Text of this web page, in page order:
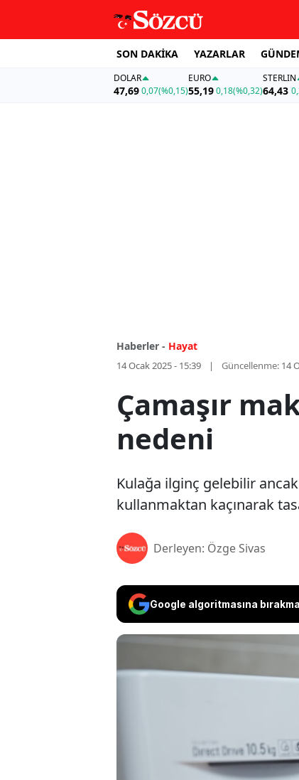
SON DAKİKA YAZARLAR
DOLAR
47,690,07(%0,15)
EURO
55,19 0,18(%0,32)
STERLIN
64,43
Haberler - Hayat
14 Ocak 2025 - 15:39 Güncellenme: 14
Çamaşır
nedeni
Kulağa ilginç gelebilir
kullanmaktan kaçınarak
Derleyen: Özge Sivas
Google algoritmasına
için